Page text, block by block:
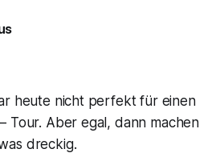
heute nicht perfekt für einen
Tour. Aber egal, dann machen
dreckig.